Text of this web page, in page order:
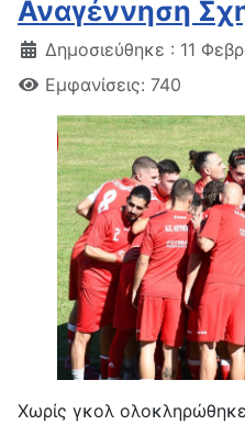
Αναγέννηση
Δημοσιεύθηκε : 11
Εμφανίσεις: 740
Χωρίς γκολ